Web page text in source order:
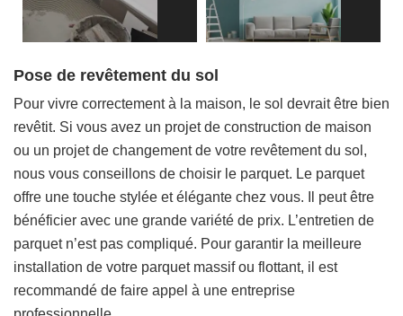
Pose de revêtement du sol
Pour vivre correctement à la maison, le sol devrait être bien
revêtit. Si vous avez un projet de construction de maison
ou un projet de changement de votre revêtement du sol,
nous vous conseillons de choisir le parquet. Le parquet
offre une touche stylée et élégante chez vous. Il peut être
bénéficier avec une grande variété de prix. L’entretien de
parquet n’est pas compliqué. Pour garantir la meilleure
installation de votre parquet massif ou flottant, il est
recommandé de faire appel à une entreprise